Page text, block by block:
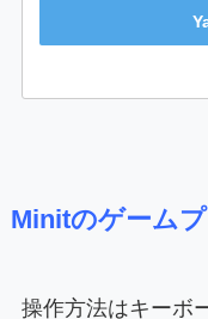
Minitのゲーム
操作方法はキーボ